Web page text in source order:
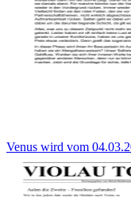
Venus wird vom